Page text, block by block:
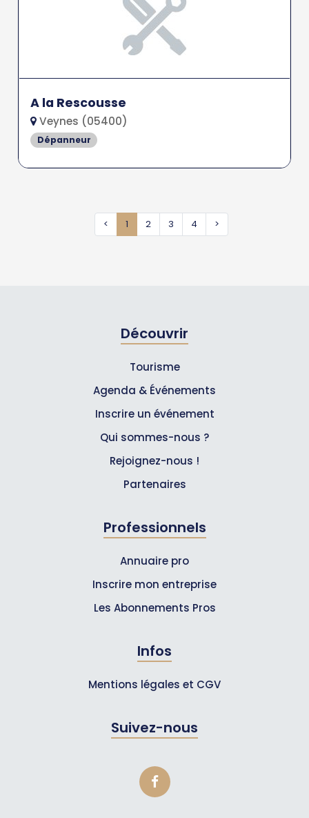
A la Rescousse
Veynes (05400)
Dépanneur
< 1 2 3 4 >
Découvrir
Tourisme
Agenda & Événements
Inscrire un événement
Qui sommes-nous ?
Rejoignez-nous !
Partenaires
Professionnels
Annuaire pro
Inscrire mon entreprise
Les Abonnements Pros
Infos
Mentions légales et CGV
Suivez-nous